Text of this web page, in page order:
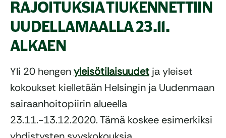
RAJOITUKSIA TIUKENNETTIIN
UUDELLAMAALLA 23.11.
ALKAEN
Yli 20 hengenyleisötilaisuudet ja yleiset
kokoukset kielletään Helsingin ja Uudenmaan
sairaanhoitopiirin alueella
23.11.-13.12.2020. Tämä koskee esimerkiksi